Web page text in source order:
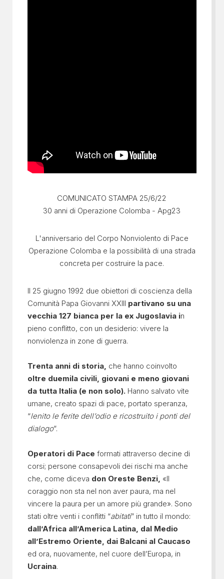
COMUNICATO STAMPA 25/6/22
30 anni di Operazione Colomba - Apg23
L'anniversario del Corpo Nonviolento di Pace
Operazione Colomba e la possibilità di una strada
concreta per costruire la pace.
Il 25 giugno 1992 due obiettori di coscienza della
Comunità Papa Giovanni XXIII partivano su una
vecchia 127 bianca per la ex Jugoslavia in
pieno conflitto, con un desiderio: vivere la
nonviolenza in zone di guerra.
Trenta anni di storia, che hanno coinvolto
oltre duemila civili, giovani e meno giovani
da tutta Italia (e non solo). Hanno salvato vite
umane, creato spazi di pace, portato speranza,
“lenito le ferite dell’odio e ricostruito i ponti del
dialogo”.
Operatori di Pace formati attraverso decine di
corsi; persone consapevoli dei rischi ma anche
che, come diceva don Oreste Benzi, «Il
coraggio non sta nel non aver paura, ma nel
vincere la paura per un amore più grande». Sono
stati oltre venti i conflitti “abitati” in tutto il mondo:
dall’Africa all’America Latina, dal Medio
all’Estremo Oriente, dai Balcani al Caucaso
ed ora, nuovamente, nel cuore dell’Europa, in
Ucraina.